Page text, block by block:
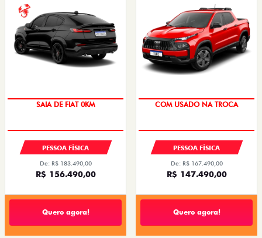
SAIA DE FIAT 0KM
PESSOA FÍSICA
De: R$ 183.490,00
R$ 156.490,00
Quero agora!
COM USADO NA TROCA
PESSOA FÍSICA
De: R$ 167.490,00
R$ 147.490,00
Quero agora!